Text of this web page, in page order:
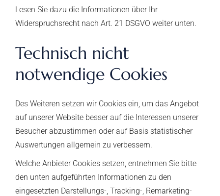
Lesen Sie dazu die Informationen über Ihr
Widerspruchsrecht nach Art. 21 DSGVO weiter unten.
Technisch nicht
notwendige Cookies
Des Weiteren setzen wir Cookies ein, um das Angebot
auf unserer Website besser auf die Interessen unserer
Besucher abzustimmen oder auf Basis statistischer
Auswertungen allgemein zu verbessern.
Welche Anbieter Cookies setzen, entnehmen Sie bitte
den unten aufgeführten Informationen zu den
eingesetzten Darstellungs-, Tracking-, Remarketing-